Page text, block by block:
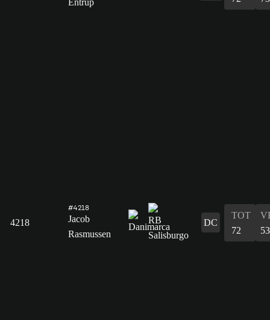
4218
#4218
Jacob
Rasmussen
DC
TOT
72
53